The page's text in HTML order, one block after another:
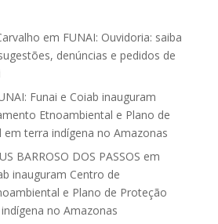
em FUNAI: Ouvidoria: saiba
denúncias e pedidos de
Funai e Coiab inauguram
Etnoambiental e Plano de
terra indígena no Amazonas
BARROSO DOS PASSOS em
inauguram Centro de
e Plano de Proteção
no Amazonas